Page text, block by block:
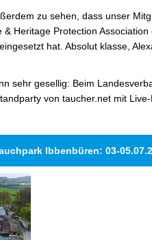
zu sehen, dass unser
Heritage Protection
hat. Absolut klasse,
sehr gesellig: Beim
von taucher.net mit
Ibbenbüren: 03-